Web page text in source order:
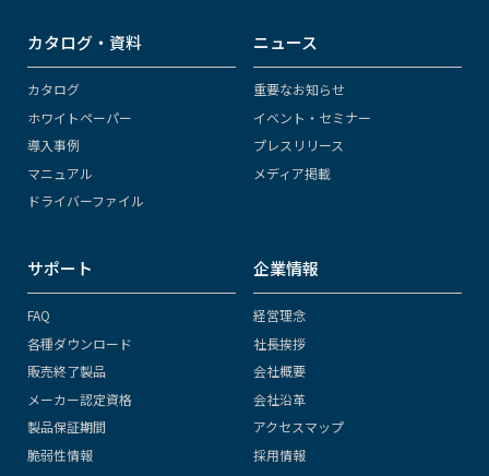
カタログ・資料
カタログ
ホワイトペーパー
導入事例
マニュアル
ドライバーファイル
ニュース
重要なお知らせ
イベント・セミナー
プレスリリース
メディア掲載
サポート
FAQ
各種ダウンロード
販売終了製品
メーカー認定資格
製品保証期間
脆弱性情報
企業情報
経営理念
社長挨拶
会社概要
会社沿革
アクセスマップ
採用情報